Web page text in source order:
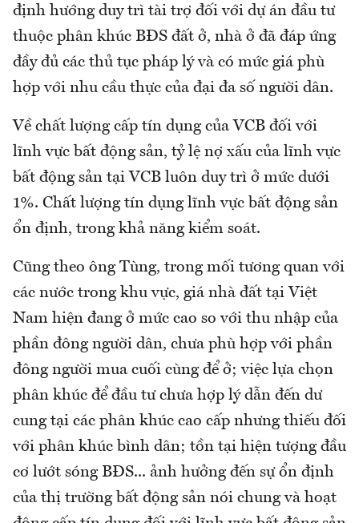
định hướng duy trì tài trợ đối với dự án đầu tư
thuộc phân khúc BĐS đất ở, nhà ở đã đáp ứng
đầy đủ các thủ tục pháp lý và có mức giá phù
hợp với nhu cầu thực của đại đa số người dân.
Về chất lượng cấp tín dụng của VCB đối với
lĩnh vực bất động sản, tỷ lệ nợ xấu của lĩnh vực
bất động sản tại VCB luôn duy trì ở mức dưới
1%. Chất lượng tín dụng lĩnh vực bất động sản
ổn định, trong khả năng kiểm soát.
Cũng theo ông Tùng, trong mối tương quan với
các nước trong khu vực, giá nhà đất tại Việt
Nam hiện đang ở mức cao so với thu nhập của
phần đông người dân, chưa phù hợp với phần
đông người mua cuối cùng để ở; việc lựa chọn
phân khúc để đầu tư chưa hợp lý dẫn đến dư
cung tại các phân khúc cao cấp nhưng thiếu đối
với phân khúc bình dân; tồn tại hiện tượng đầu
cơ lướt sóng BĐS... ảnh hưởng đến sự ổn định
của thị trường bất động sản nói chung và hoạt